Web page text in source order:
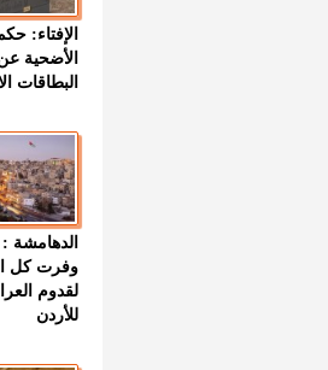
الإفتاء:
الأضحية
البطاقات
الدهامشة :
وفرت كل
لقدوم
للأردن